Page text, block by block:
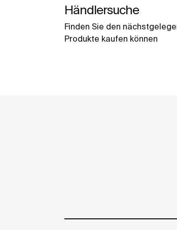
Händlersuche
Finden Sie den
Produkte kaufen können